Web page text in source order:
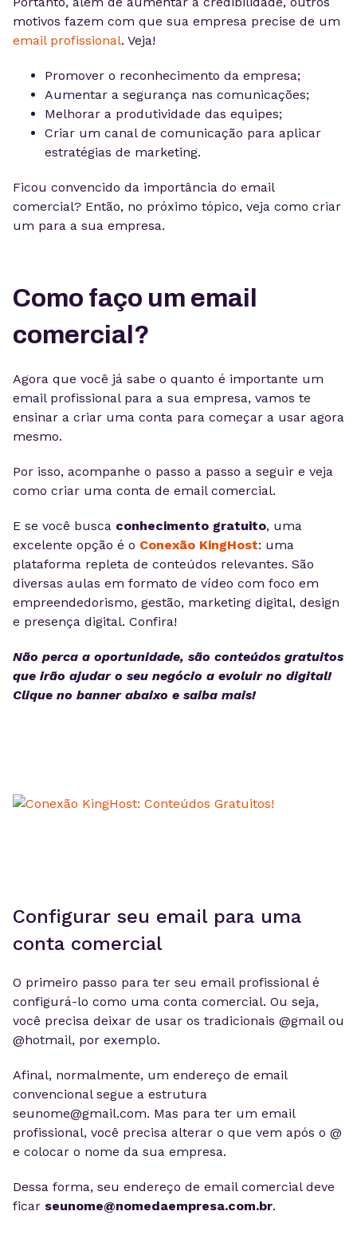
motivos fazem com que sua empresa precise de um
email profissional. Veja!
Promover o reconhecimento da empresa;
Aumentar a segurança nas comunicações;
Melhorar a produtividade das equipes;
Criar um canal de comunicação para aplicar
estratégias de marketing.
Ficou convencido da importância do email
comercial? Então, no próximo tópico, veja como criar
um para a sua empresa.
Como faço um email
comercial?
Agora que você já sabe o quanto é importante um
email profissional para a sua empresa, vamos te
ensinar a criar uma conta para começar a usar agora
mesmo.
Por isso, acompanhe o passo a passo a seguir e veja
como criar uma conta de email comercial.
E se você busca conhecimento gratuito, uma
excelente opção é o Conexão KingHost: uma
plataforma repleta de conteúdos relevantes. São
diversas aulas em formato de vídeo com foco em
empreendedorismo, gestão, marketing digital, design
e presença digital. Confira!
Não perca a oportunidade, são conteúdos gratuitos
que irão ajudar o seu negócio a evoluir no digital!
Clique no banner abaixo e saiba mais!
Configurar seu email para uma
conta comercial
O primeiro passo para ter seu email profissional é
configurá-lo como uma conta comercial. Ou seja,
você precisa deixar de usar os tradicionais @gmail ou
@hotmail, por exemplo.
Afinal, normalmente, um endereço de email
convencional segue a estrutura
seunome@gmail.com. Mas para ter um email
profissional, você precisa alterar o que vem após o @
e colocar o nome da sua empresa.
Dessa forma, seu endereço de email comercial deve
ficar seunome@nomedaempresa.com.br.